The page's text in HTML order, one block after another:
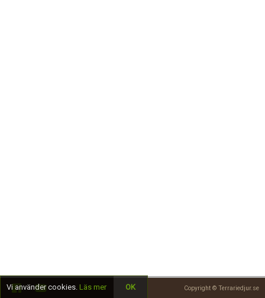
Copyright © Terrariedjur.se
Vi använder cookies. Läs mer OK